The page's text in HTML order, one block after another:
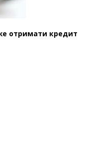
отримати кредит